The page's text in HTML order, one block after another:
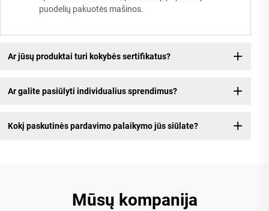
puodelių pakuotės mašinos.
Ar jūsų produktai turi kokybės sertifikatus?
Ar galite pasiūlyti individualius sprendimus?
Kokį paskutinės pardavimo palaikymo jūs siūlate?
Mūsų kompanija